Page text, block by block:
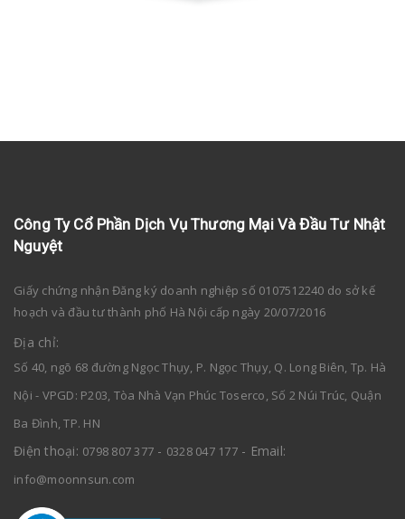
Công Ty Cổ Phần Dịch Vụ Thương Mại Và Đầu Tư Nhật
Nguyệt
Giấy chứng nhận Đăng ký doanh nghiệp số 0107512240 do sở kế
hoạch và đầu tư thành phố Hà Nội cấp ngày 20/07/2016
Địa chỉ:
Số 40, ngõ 68 đường Ngọc Thụy, P. Ngọc Thụy, Q. Long Biên, Tp. Hà
Nội - VPGD: P203, Tòa Nhà Vạn Phúc Toserco, Số 2 Núi Trúc, Quận
Ba Đình, TP. HN
Điện thoại: 0798 807 377 - 0328 047 177- Email:
info@moonnsun.com